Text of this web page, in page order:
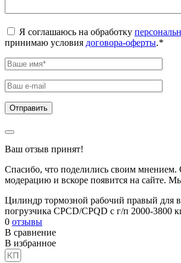
Я соглашаюсь на обработку
принимаю условия договора-оферты.*
Ваш отзыв принят!
Спасибо, что поделились своим мнением.
модерацию и вскоре появится на сайте.
Цилиндр тормозной рабочий правый для
погрузчика CPCD/CPQD с г/п 2000-3800
0 отзывы
В сравнение
В избранное